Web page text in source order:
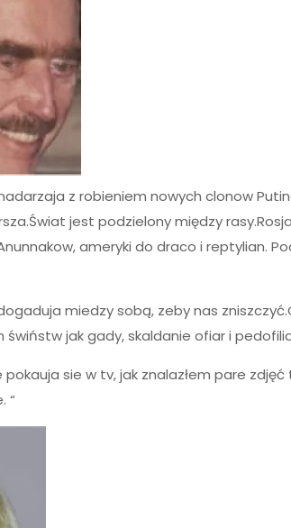
z robieniem nowych clonow
jest podzielony między
ameryki do draco i reptylian.
miedzy sobą, zeby nas
świństw jak gady, skaldanie ofiar i
sie w tv, jak znalazłem pare zdjęć
“